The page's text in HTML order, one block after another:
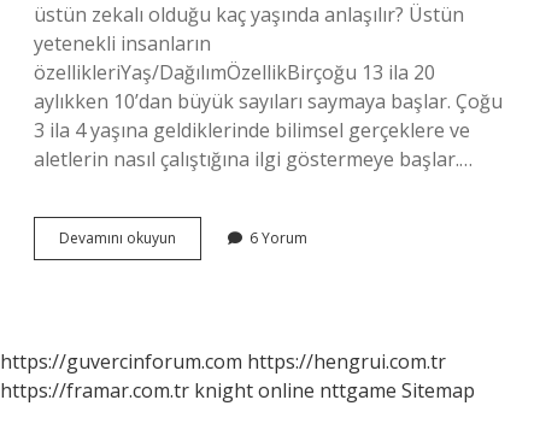
üstün zekalı olduğu kaç yaşında anlaşılır? Üstün
yetenekli insanların
özellikleriYaş/DağılımÖzellikBirçoğu 13 ila 20
aylıkken 10’dan büyük sayıları saymaya başlar. Çoğu
3 ila 4 yaşına geldiklerinde bilimsel gerçeklere ve
aletlerin nasıl çalıştığına ilgi göstermeye başlar.…
Devamını okuyun
Çocuk
6 Yorum
https://guvercinforum.com https://hengrui.com.tr
https://framar.com.tr knight online nttgame Sitemap